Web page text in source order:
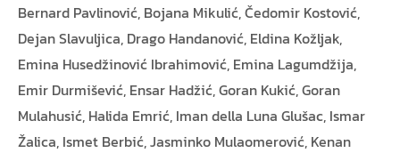
Bernard Pavlinović, Bojana Mikulić, Čedomir Kostović,
Dejan Slavuljica, Drago Handanović, Eldina Kožljak,
Emina Husedžinović Ibrahimović, Emina Lagumdžija,
Emir Durmišević, Ensar Hadžić, Goran Kukić, Goran
Mulahusić, Halida Emrić, Iman della Luna Glušac, Ismar
Žalica, Ismet Berbić, Jasminko Mulaomerović, Kenan